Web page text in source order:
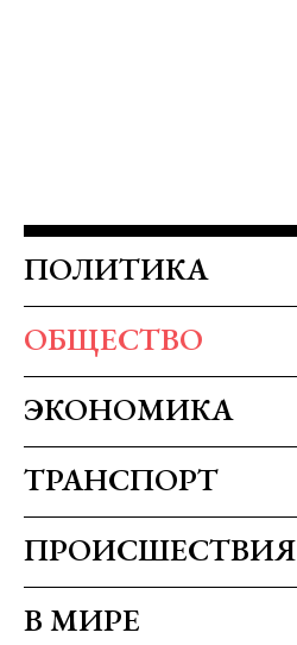
ПОЛИТИКА
ОБЩЕСТВО
ЭКОНОМИКА
ТРАНСПОРТ
ПРОИСШЕСТВИЯ
В МИРЕ